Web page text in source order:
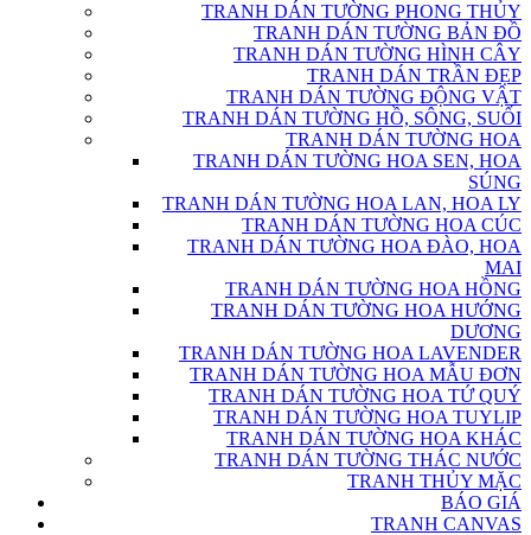
TRANH DÁN TƯỜNG PHONG THỦY
TRANH DÁN TƯỜNG BẢN ĐỒ
TRANH DÁN TƯỜNG HÌNH CÂY
TRANH DÁN TRẦN ĐẸP
TRANH DÁN TƯỜNG ĐỘNG VẬT
TRANH DÁN TƯỜNG HỒ, SÔNG, SUỐI
TRANH DÁN TƯỜNG HOA
TRANH DÁN TƯỜNG HOA SEN, HOA
SÚNG
TRANH DÁN TƯỜNG HOA LAN, HOA LY
TRANH DÁN TƯỜNG HOA CÚC
TRANH DÁN TƯỜNG HOA ĐÀO, HOA
MAI
TRANH DÁN TƯỜNG HOA HỒNG
TRANH DÁN TƯỜNG HOA HƯỚNG
DƯƠNG
TRANH DÁN TƯỜNG HOA LAVENDER
TRANH DÁN TƯỜNG HOA MẪU ĐƠN
TRANH DÁN TƯỜNG HOA TỨ QUÝ
TRANH DÁN TƯỜNG HOA TUYLIP
TRANH DÁN TƯỜNG HOA KHÁC
TRANH DÁN TƯỜNG THÁC NƯỚC
TRANH THỦY MẶC
BÁO GIÁ
TRANH CANVAS